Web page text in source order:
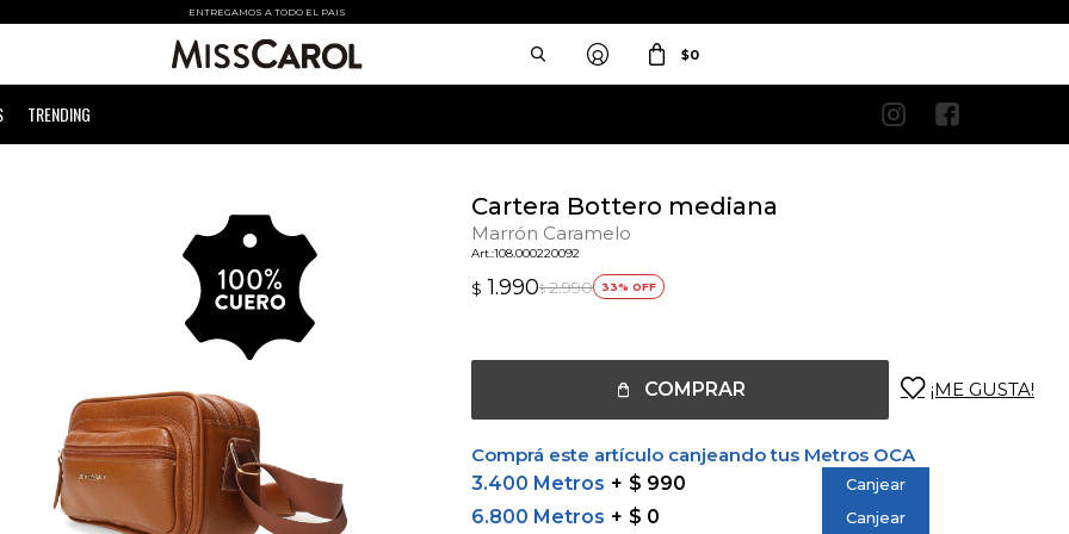
ENTREGAMOS A TODO EL PAIS
TRENDING
$0
 
Cartera Bottero mediana
Marrón Caramelo
108.000220092
$ 1.990$ 2.990 33
COMPRAR
Comprá este artículo canjeando tus Metros OCA
3.400 Metros
$ 990 Canjear
6.800 Metros $ 0 Canjear